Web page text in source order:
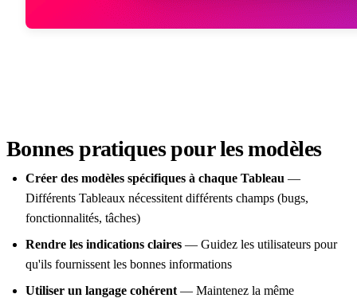
Bonnes pratiques pour les modèles
Créer des modèles spécifiques à chaque Tableau —
Différents Tableaux nécessitent différents champs (bugs,
fonctionnalités, tâches)
Rendre les indications claires — Guidez les utilisateurs pour
qu'ils fournissent les bonnes informations
Utiliser un langage cohérent — Maintenez la même